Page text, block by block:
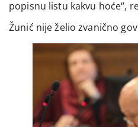
popisnu listu kakvu hoće“,
Žunić nije želio zvanično